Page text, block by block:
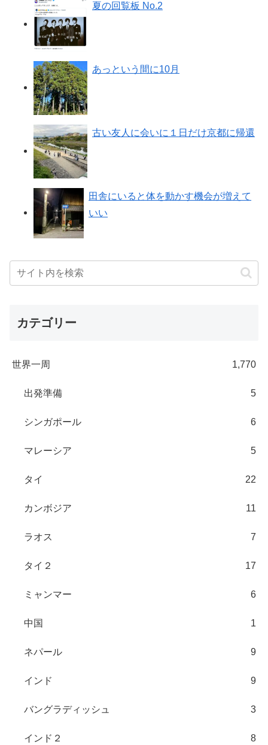
夏の回覧板 No.2
あっという間に10月
古い友人に会いに１日だけ京都に帰還
田舎にいると体を動かす機会が増えて
いい
カテゴリー
世界一周 1,770
出発準備 5
シンガポール 6
マレーシア 5
タイ 22
カンボジア 11
ラオス 7
タイ２ 17
ミャンマー 6
中国 1
ネパール 9
インド 9
バングラディッシュ 3
インド２ 8